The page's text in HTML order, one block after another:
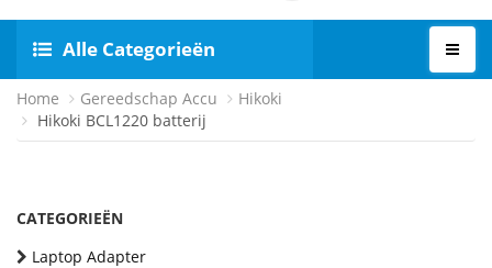
Alle Categorieën
Home Gereedschap Accu
Hikoki
Hikoki BCL1220 batterij
CATEGORIEËN
Laptop Adapter